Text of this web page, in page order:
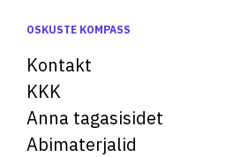
OSKUSTE KOMPASS
Kontakt
KKK
Anna tagasisidet
Abimaterjalid